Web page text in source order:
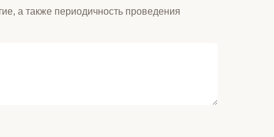
а также периодичность проведения